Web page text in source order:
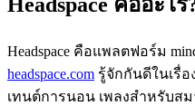
Headspace คือแพลตฟอร์ม
headspace.com รู้จักกันดีในเรื่
เทนต์การนอน เพลงสำหรับ